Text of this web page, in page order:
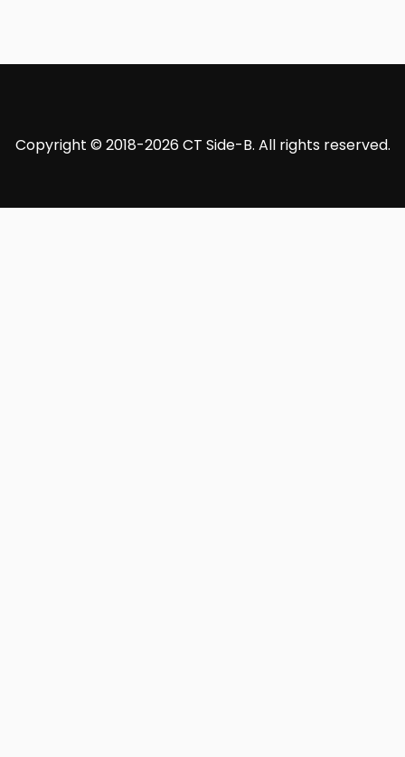
Copyright © 2018-2026 CT Side-B. All rights reserved.